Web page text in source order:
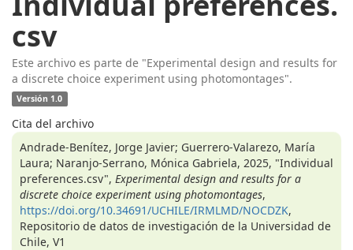
csv
Este archivo es parte de "Experimental design and results for
a discrete choice experiment using photomontages".
Versión 1.0
Cita del archivo
Andrade-Benítez, Jorge Javier; Guerrero-Valarezo, María
Laura; Naranjo-Serrano, Mónica Gabriela, 2025, "Individual
preferences.csv", Experimental design and results for a
discrete choice experiment using photomontages,
https://doi.org/10.34691/UCHILE/IRMLMD/NOCDZK,
Repositorio de datos de investigación de la Universidad de
Chile, V1